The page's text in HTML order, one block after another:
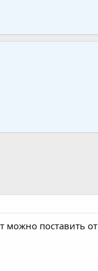
можно поставить